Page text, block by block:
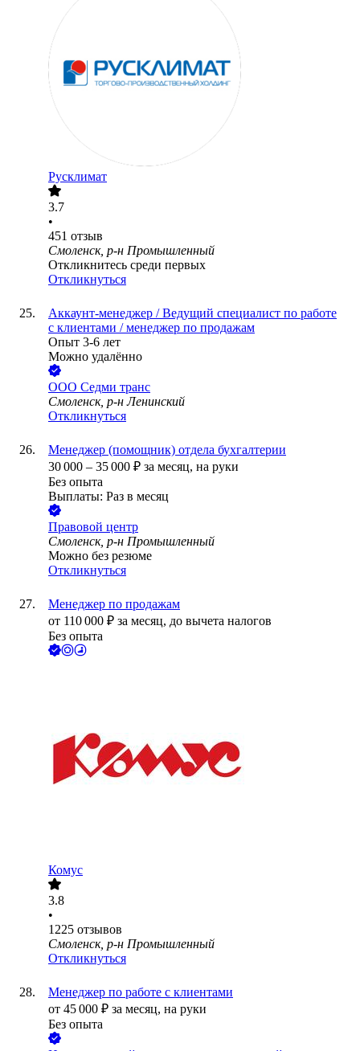
Русклимат
3.7
•
451 отзыв
Смоленск, р-н Промышленный
Откликнитесь среди первых
Откликнуться
Аккаунт-менеджер / Ведущий специалист по работе
с клиентами / менеджер по продажам
Опыт 3-6 лет
Можно удалённо
ООО Седми транс
Смоленск, р-н Ленинский
Откликнуться
Менеджер (помощник) отдела бухгалтерии
30 000 – 35 000 ₽ за месяц, на руки
Без опыта
Выплаты: Раз в месяц
Правовой центр
Смоленск, р-н Промышленный
Можно без резюме
Откликнуться
Менеджер по продажам
от 110 000 ₽ за месяц, до вычета налогов
Без опыта
Комус
3.8
•
1225 отзывов
Смоленск, р-н Промышленный
Откликнуться
Менеджер по работе с клиентами
от 45 000 ₽ за месяц, на руки
Без опыта